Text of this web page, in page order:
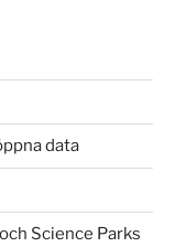
data
Science Parks